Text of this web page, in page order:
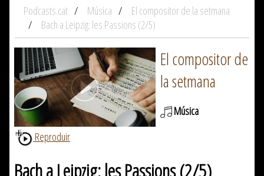
Podcasts.cat Música
El compositor de la setmana
Bach a Leipzig: les Passions (2/5)
El compositor de
la setmana
Música
Reproduir
Bach a Leipzig: les Passions (2/5)